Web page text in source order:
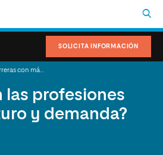
SOLICITA INFORMACIÓN
las profesiones
y demanda?